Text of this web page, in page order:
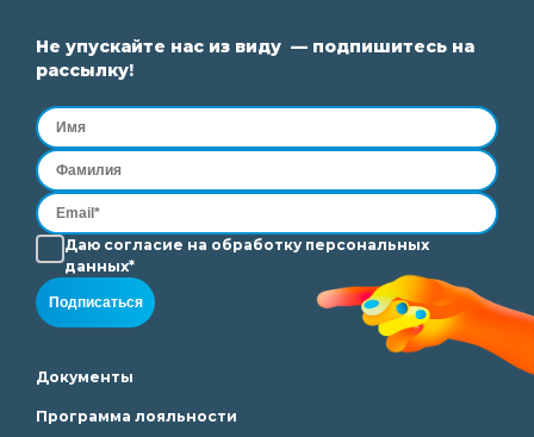
Не упускайте нас из виду — подпишитесь на
рассылку!
Даю согласие на обработкуперсональных
данных*
Подписаться
Документы
Программа лояльности